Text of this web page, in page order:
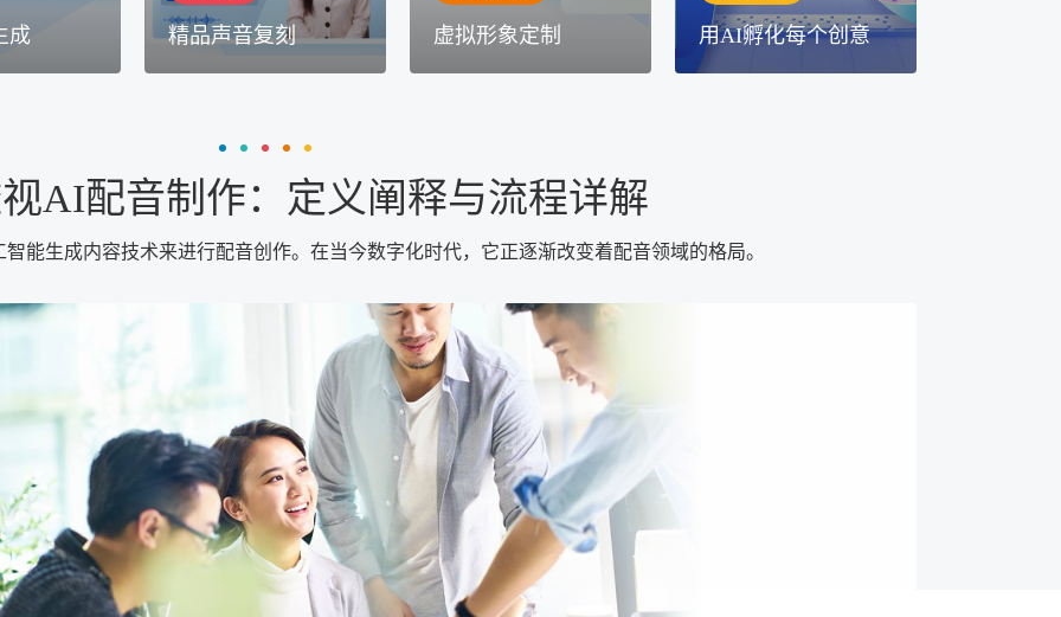
成 精品声音复刻 虚拟形象定制 用AI孵化每个创意
AI配音制作：定义阐释与流程详解
能生成内容技术来进行配音创作。在当今数字化时代，它正逐渐改变着配音领域的格局。